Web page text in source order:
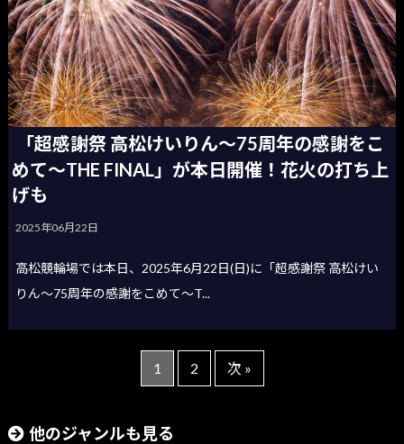
「超感謝祭 高松けいりん～75周年の感謝をこ
めて～THE FINAL」が本日開催！花火の打ち上
げも
2025年06月22日
高松競輪場では本日、2025年6月22日(日)に「超感謝祭 高松けい
りん～75周年の感謝をこめて～T...
1 2 次 »
他のジャンルも見る